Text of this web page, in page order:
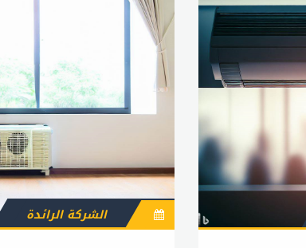
الشركة الرائدة